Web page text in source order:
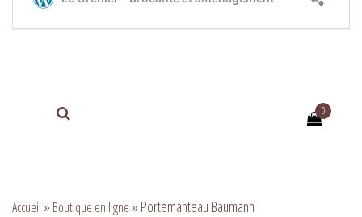
0
Accueil » Boutique en ligne » Portemanteau Baumann